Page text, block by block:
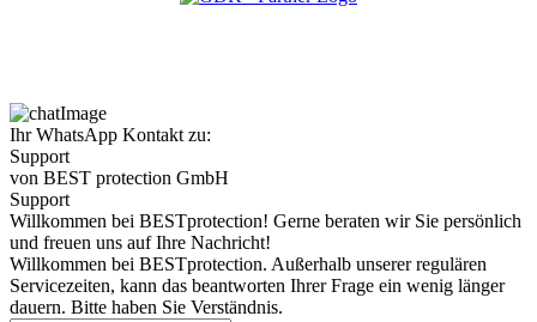
Ihr WhatsApp Kontakt zu:
Support
von BEST protection GmbH
Support
Willkommen bei BESTprotection! Gerne beraten wir Sie persönlich
und freuen uns auf Ihre Nachricht!
Willkommen bei BESTprotection. Außerhalb unserer regulären
Servicezeiten, kann das beantworten Ihrer Frage ein wenig länger
dauern. Bitte haben Sie Verständnis.